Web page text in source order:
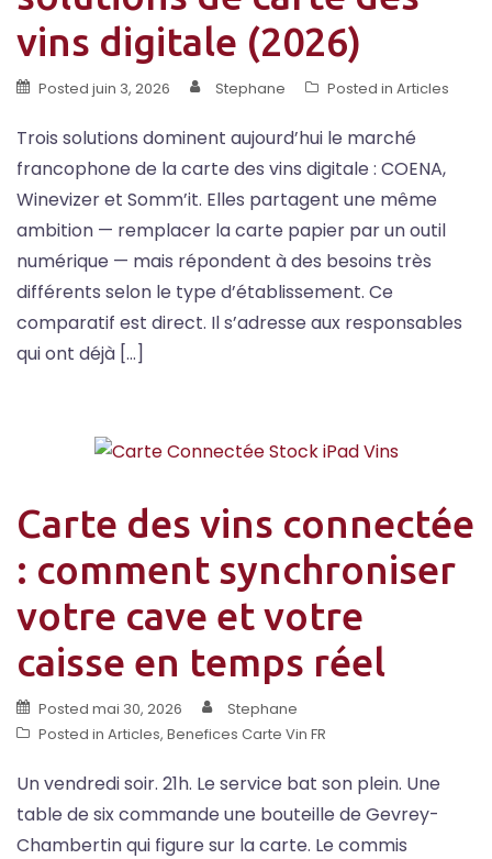
vins digitale (2026)
Posted juin 3, 2026 Stephane Posted in Articles
Trois solutions dominent aujourd’hui le marché
francophone de la carte des vins digitale : COENA,
Winevizer et Somm’it. Elles partagent une même
ambition — remplacer la carte papier par un outil
numérique — mais répondent à des besoins très
différents selon le type d’établissement. Ce
comparatif est direct. Il s’adresse aux responsables
qui ont déjà […]
Carte des vins connectée
: comment synchroniser
votre cave et votre
caisse en temps réel
Posted mai 30, 2026
Stephane
Posted in Articles, Benefices Carte Vin FR
Un vendredi soir. 21h. Le service bat son plein. Une
table de six commande une bouteille de Gevrey-
Chambertin qui figure sur la carte. Le commis